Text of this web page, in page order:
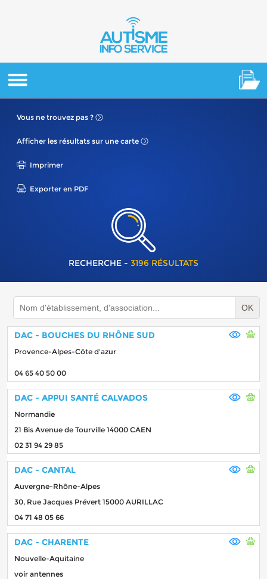
Vous ne trouvez pas ?
Afficher les résultats sur une carte
Imprimer
Exporter en PDF
RECHERCHE - 3196 RÉSULTATS
OK
DAC - BOUCHES DU RHÔNE SUD
Provence-Alpes-Côte d'azur
04 65 40 50 00
DAC - APPUI SANTÉ CALVADOS
Normandie
21 Bis Avenue de Tourville 14000 CAEN
02 31 94 29 85
DAC - CANTAL
Auvergne-Rhône-Alpes
30, Rue Jacques Prévert 15000 AURILLAC
04 71 48 05 66
DAC - CHARENTE
Nouvelle-Aquitaine
voir antennes